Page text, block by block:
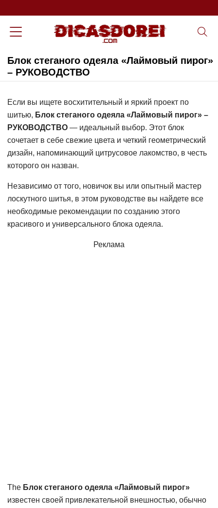
Блок стеганого одеяла «Лаймовый пирог»
– РУКОВОДСТВО
Если вы ищете восхитительный и яркий проект по
шитью, Блок стеганого одеяла «Лаймовый пирог» –
РУКОВОДСТВО — идеальный выбор. Этот блок
сочетает в себе свежие цвета и четкий геометрический
дизайн, напоминающий цитрусовое лакомство, в честь
которого он назван.
Независимо от того, новичок вы или опытный мастер
лоскутного шитья, в этом руководстве вы найдете все
необходимые рекомендации по созданию этого
красивого и универсального блока одеяла.
Реклама
The Блок стеганого одеяла «Лаймовый пирог»
известен своей привлекательной внешностью, обычно